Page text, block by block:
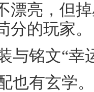
漂亮，但
分的玩家。
与铭文“幸
也有玄学